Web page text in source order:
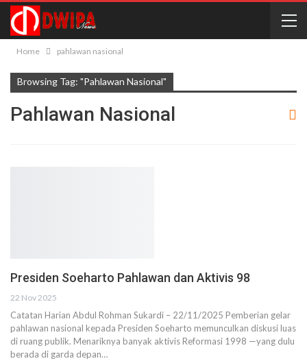
Home pahlawan nasional
Browsing Tag: "pahlawan Nasional"
Pahlawan Nasional
Presiden Soeharto Pahlawan dan Aktivis 98
22 Nov 2025
Catatan Harian Abdul Rohman Sukardi – 22/11/2025 Pemberian gelar
pahlawan nasional kepada Presiden Soeharto memunculkan diskusi luas
di ruang publik. Menariknya banyak aktivis Reformasi 1998 —yang dulu
berada di garda depan…